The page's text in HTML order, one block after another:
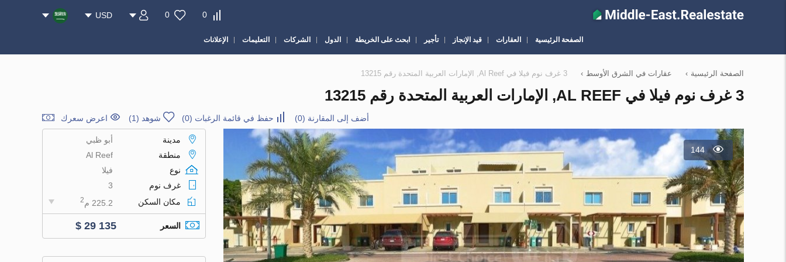
0
0
USD
الصفحة الرئيسية العقارات قيد الإنجاز تأجير ابحث على الخريطة الدول الشركات التعليمات الإعلانات
الصفحة الرئيسية › عقارات في الشرق الأوسط › 3 غرف نوم فيلا في Al Reef, الإمارات العربية المتحدة رقم 13215
3 غرف نوم فيلا في AL REEF, الإمارات العربية المتحدة رقم 13215
أضف إلى المقارنة (
0
) حفظ في قائمة الرغبات (
0
) شوهد (1) اعرض سعرك
144
مدينة
أبو ظبي
منطقة
Al Reef
نوع
فيلا
غرف نوم
3
مكان السكن
225.2 م 2
السعر $ 29 135